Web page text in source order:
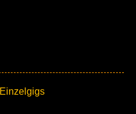
Einzelgigs